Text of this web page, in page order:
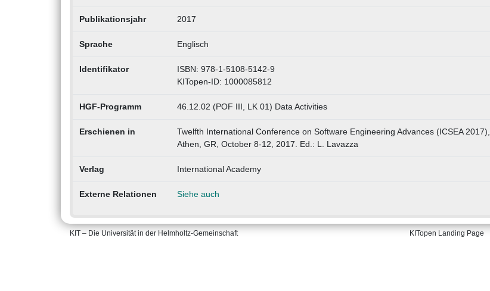
Publikationsjahr 2017
Sprache Englisch
Identifikator
ISBN: 978-1-5108-5142-9
KITopen-ID: 1000085812
HGF-Programm 46.12.02 (POF III, LK 01) Data Activities
Erschienen in
Twelfth International Conference on Software Engineering Advances (ICSEA 2017),
Athen, GR, October 8-12, 2017. Ed.: L. Lavazza
Verlag International Academy
Externe Relationen Siehe auch
KIT – Die Universität in der Helmholtz-Gemeinschaft KITopen Landing Page